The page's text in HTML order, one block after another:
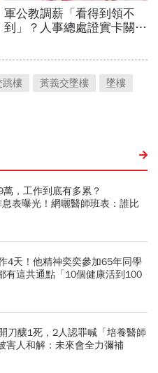
跳樓 黃義交墜樓
墜樓
，工作到底有多累？
表曝光！網曬醫師班表：誰比
4天！他精神奕奕參加65年同學
有這共通點「10個健康活到100
刀釀1死，2人認罪喊「培養醫師
害人和解：未來會全力彌補